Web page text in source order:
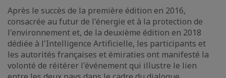
Après le succès de la première édition en 2016,
consacrée au futur de l'énergie et à la protection de
l'environnement et, de la deuxième édition en 2018
dédiée à l'Intelligence Artificielle, les participants et
les autorités françaises et émiraties ont manifesté la
volonté de réitérer l'événement qui illustre le lien